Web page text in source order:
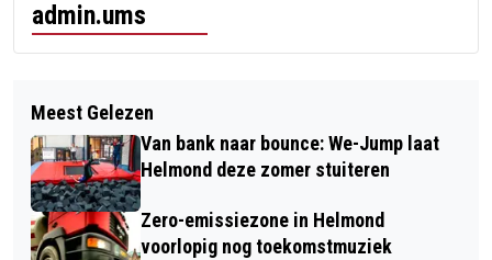
admin.ums
Meest Gelezen
Van bank naar bounce: We-Jump laat
Helmond deze zomer stuiteren
Zero-emissiezone in Helmond
voorlopig nog toekomstmuziek